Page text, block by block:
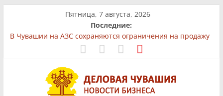
content
Пятница, 7 августа, 2026
Последние:
В Чувашии на АЗС сохраняются ограничения на продажу
Бизнес-парк «КУБ»: всё для роста в одной локации
Фермер из Чувашии увеличит производство